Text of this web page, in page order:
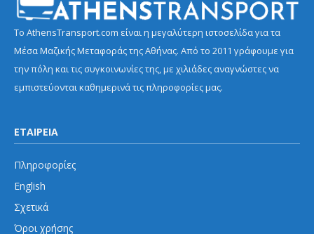
Το AthensTransport.com είναι η μεγαλύτερη ιστοσελίδα για τα
Μέσα Μαζικής Μεταφοράς της Αθήνας. Από το 2011 γράφουμε για
την πόλη και τις συγκοινωνίες της, με χιλιάδες αναγνώστες να
εμπιστεύονται καθημερινά τις πληροφορίες μας.
ΕΤΑΙΡΕΙΑ
Πληροφορίες
English
Σχετικά
Όροι χρήσης